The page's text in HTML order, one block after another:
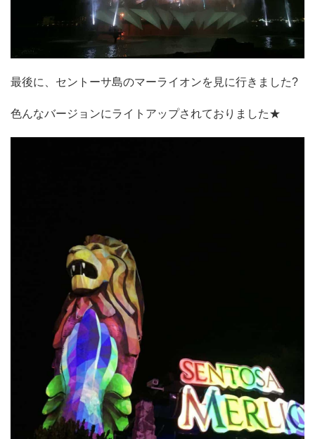
最後に、セントーサ島のマーライオンを見に行きました?
色んなバージョンにライトアップされておりました★